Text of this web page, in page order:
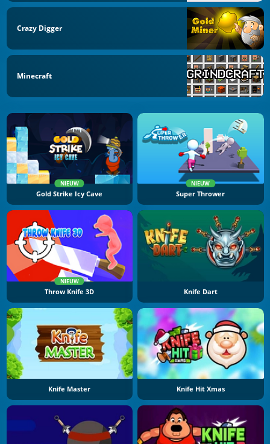
Crazy Digger
Minecraft
NIEUW
Gold Strike Icy Cave
NIEUW
Super Thrower
NIEUW
Throw Knife 3D Knife Dart
Knife Master Knife Hit Xmas